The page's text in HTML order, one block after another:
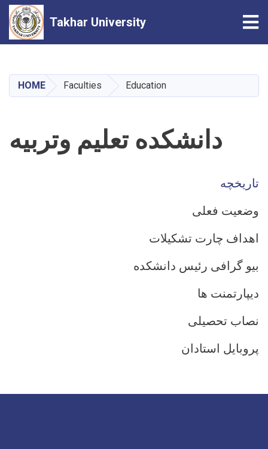
main
content
Takhar University
HOME Faculties Education
دانشکده تعلیم وتربیه
تاریخچه
وضعیت فعلی
اهداف چارت تشکیلات
بیو گرافی رئیس دانشکده
دیپارتمنت ها
نصاب تحصیلی
پروبایل استادان